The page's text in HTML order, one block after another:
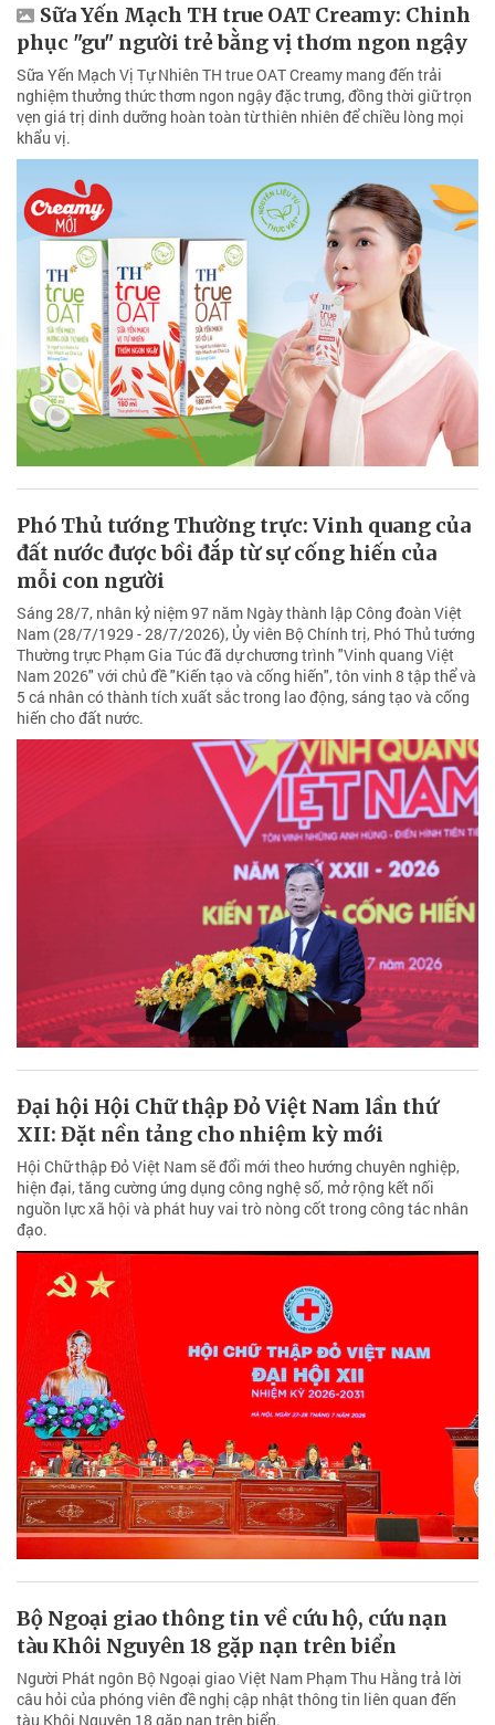
Sữa Yến Mạch TH true OAT Creamy: Chinh
phục "gu" người trẻ bằng vị thơm ngon ngậy
Sữa Yến Mạch Vị Tự Nhiên TH true OAT Creamy mang đến trải
nghiệm thưởng thức thơm ngon ngậy đặc trưng, đồng thời giữ trọn
vẹn giá trị dinh dưỡng hoàn toàn từ thiên nhiên để chiều lòng mọi
khẩu vị.
Phó Thủ tướng Thường trực: Vinh quang của
đất nước được bồi đắp từ sự cống hiến của
mỗi con người
Sáng 28/7, nhân kỷ niệm 97 năm Ngày thành lập Công đoàn Việt
Nam (28/7/1929 - 28/7/2026), Ủy viên Bộ Chính trị, Phó Thủ tướng
Thường trực Phạm Gia Túc đã dự chương trình "Vinh quang Việt
Nam 2026" với chủ đề "Kiến tạo và cống hiến", tôn vinh 8 tập thể và
5 cá nhân có thành tích xuất sắc trong lao động, sáng tạo và cống
hiến cho đất nước.
Đại hội Hội Chữ thập Đỏ Việt Nam lần thứ
XII: Đặt nền tảng cho nhiệm kỳ mới
Hội Chữ thập Đỏ Việt Nam sẽ đổi mới theo hướng chuyên nghiệp,
hiện đại, tăng cường ứng dụng công nghệ số, mở rộng kết nối
nguồn lực xã hội và phát huy vai trò nòng cốt trong công tác nhân
đạo.
Bộ Ngoại giao thông tin về cứu hộ, cứu nạn
tàu Khôi Nguyên 18 gặp nạn trên biển
Người Phát ngôn Bộ Ngoại giao Việt Nam Phạm Thu Hằng trả lời
câu hỏi của phóng viên đề nghị cập nhật thông tin liên quan đến
tàu Khôi Nguyên 18 gặp nạn trên biển.